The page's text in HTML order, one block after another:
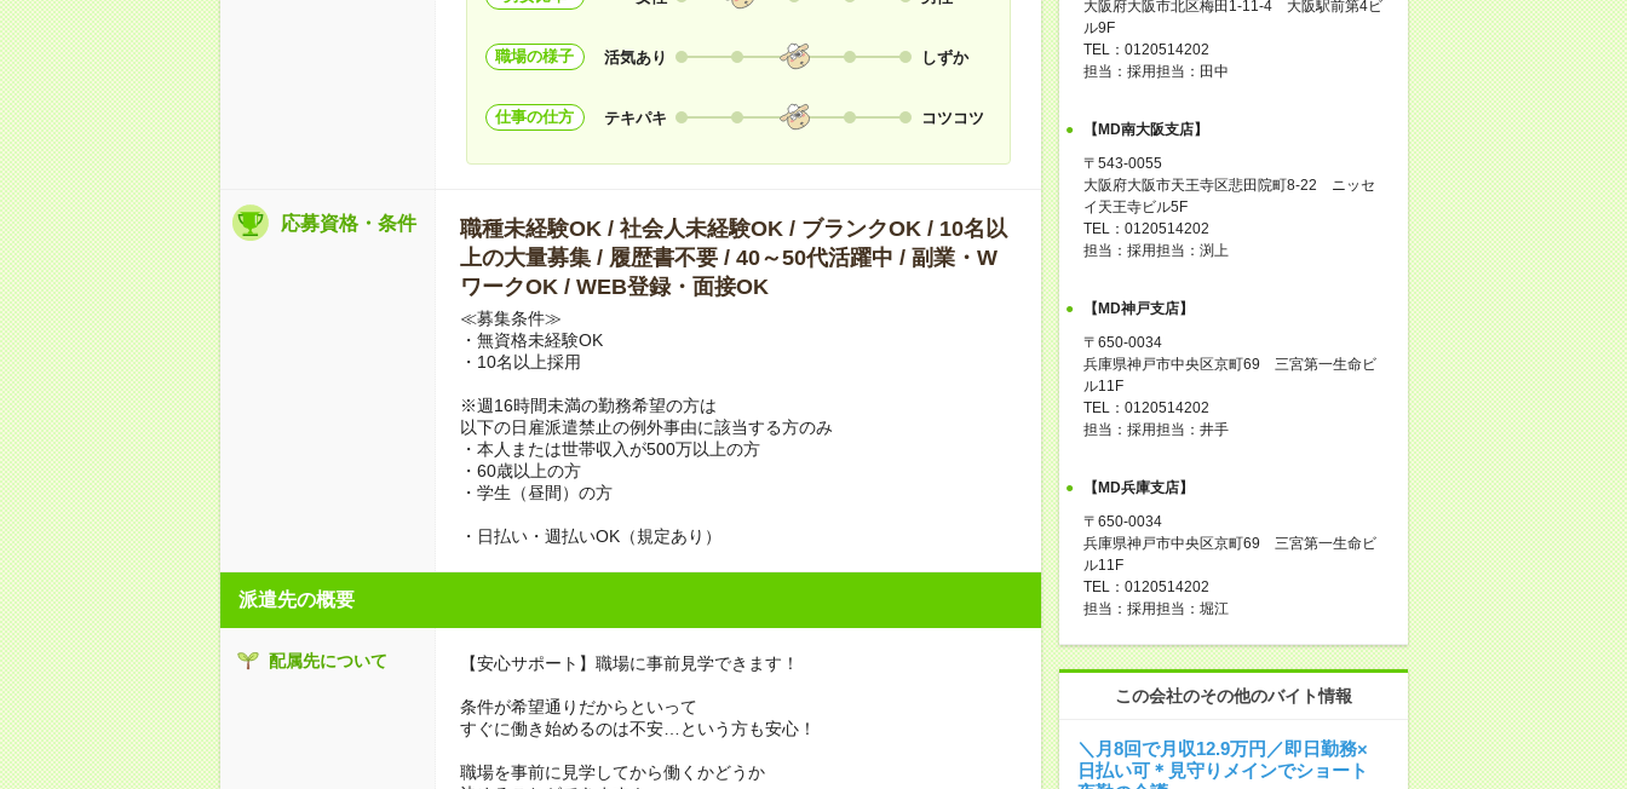
職場の様子 活気あり しずか
仕事の仕方 テキパキ コツコツ
応募資格・条件
職種未経験OK / 社会人未経験OK / ブランクOK / 10名以
上の大量募集 / 履歴書不要 / 40～50代活躍中 / 副業・W
ワークOK / WEB登録・面接OK
≪募集条件≫
・無資格未経験OK
・10名以上採用
※週16時間未満の勤務希望の方は
以下の日雇派遣禁止の例外事由に該当する方のみ
・本人または世帯収入が500万以上の方
・60歳以上の方
・学生（昼間）の方
・日払い・週払いOK（規定あり）
派遣先の概要
配属先について 【安心サポート】職場に事前見学できます！
条件が希望通りだからといって
すぐに働き始めるのは不安…という方も安心！
職場を事前に見学してから働くかどうか
大阪府大阪市北区梅田1-11-4 大阪駅前第4ビ
ル9F
TEL：0120514202
担当：採用担当：田中
【MD南大阪支店】
〒543-0055
大阪府大阪市天王寺区悲田院町8-22 ニッセ
イ天王寺ビル5F
TEL：0120514202
担当：採用担当：渕上
【MD神戸支店】
〒650-0034
兵庫県神戸市中央区京町69 三宮第一生命ビ
ル11F
TEL：0120514202
担当：採用担当：井手
【MD兵庫支店】
〒650-0034
兵庫県神戸市中央区京町69 三宮第一生命ビ
ル11F
TEL：0120514202
担当：採用担当：堀江
この会社のその他のバイト情報
＼月8回で月収12.9万円／即日勤務×
日払い可＊見守りメインでショート